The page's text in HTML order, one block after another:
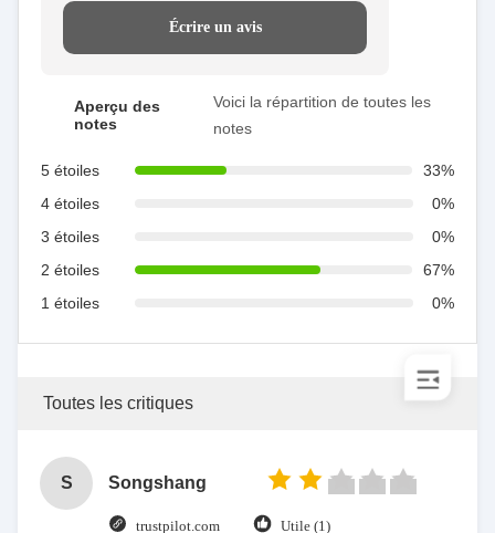
Écrire un avis
Aperçu des
notes
Voici la répartition de toutes les
notes
5 étoiles
33%
4 étoiles
0%
3 étoiles
0%
2 étoiles
67%
1 étoiles
0%
Toutes les critiques
S Songshang
trustpilot.com Utile (1)